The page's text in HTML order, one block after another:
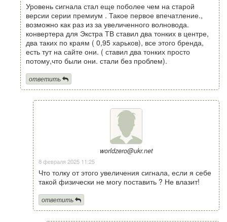
Уровень сигнала стал еще поболее чем на старой
версии серии премиум . Такое первое впечатление.,
возможно как раз из за увеличенного волновода.
конвертера для Экстра ТВ ставил два тонких в центре,
два таких по краям ( 0,95 харьков), все этого бренда,
есть тут на сайте они. ( ставил два тонких просто
потому,что были они. стали без проблем).
ответить
worldzero@ukr.net
8 февраля 2025 11:25
Что толку от этого увеличения сигнала, если я себе
такой физически не могу поставить ? Не влазит!
ответить